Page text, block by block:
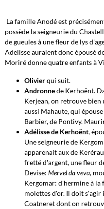
La famille Anodé est
possède la seigneurie du
de gueules à une fleur de lys
Adelisse auraient donc épousé
Moriré donne quatre enfants à
Olivierqui suit.
Andronnede Kerhoënt.
Kerjean, on retrouve bien
aussi Mahaute, qui
Barbier, de Pontivy.
Adélisse de Kerhoënt,
Une seigneurie de
apparenait aux de
fretté d'argent, une fleur
Devise: Mervel da veva,
Kergomar: d'hermine à la
molettes d'or. Il doit
Coatneret dont on